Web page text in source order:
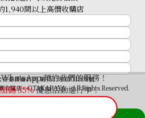
IWC Ingenieur IW323904
White
參考回收價
預約我們的服務！
碼35%優惠活動進行中！
1,940間以上高價收購店
安委員會許可 第451380001308號
購店—OTAKARAYA All Rights Reserved.